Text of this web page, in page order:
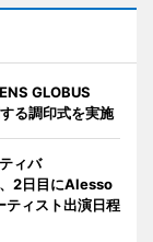
GLOBUS
る調印式を実施
ィバ
目にAlesso
ィスト出演日程